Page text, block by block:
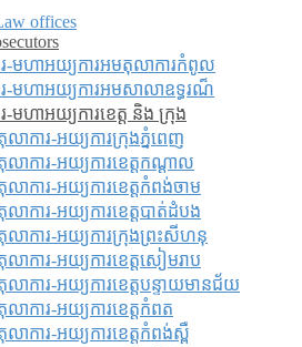
offices
-មហាអយ្យការអមតុលាការកំពូល
-មហាអយ្យការអមសាលាឧទ្ធរណ៏
មហាអយ្យការខេត្ត និង ក្រុង
ាការ-អយ្យការក្រុងភ្នំពេញ
ាការ-អយ្យការខេត្តកណ្តាល
ាការ-អយ្យការខេត្តកំពង់ចាម
ាការ-អយ្យការខេត្តបាត់ដំបង
លាការ-អយ្យការ​ក្រុងព្រះសីហនុ
ាការ-អយ្យការខេត្តសៀមរាប
ាការ-អយ្យការខេត្តបន្ទាយមានជ័យ
ាការ-អយ្យការខេត្តកំពត
ាការ-អយ្យការខេត្តកំពង់ស្ពឺ